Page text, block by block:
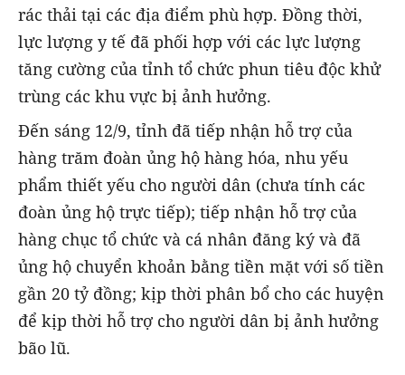
rác thải tại các địa điểm phù hợp. Đồng thời,
lực lượng y tế đã phối hợp với các lực lượng
tăng cường của tỉnh tổ chức phun tiêu độc khử
trùng các khu vực bị ảnh hưởng.
Đến sáng 12/9, tỉnh đã tiếp nhận hỗ trợ của
hàng trăm đoàn ủng hộ hàng hóa, nhu yếu
phẩm thiết yếu cho người dân (chưa tính các
đoàn ủng hộ trực tiếp); tiếp nhận hỗ trợ của
hàng chục tổ chức và cá nhân đăng ký và đã
ủng hộ chuyển khoản bằng tiền mặt với số tiền
gần 20 tỷ đồng; kịp thời phân bổ cho các huyện
để kịp thời hỗ trợ cho người dân bị ảnh hưởng
bão lũ.